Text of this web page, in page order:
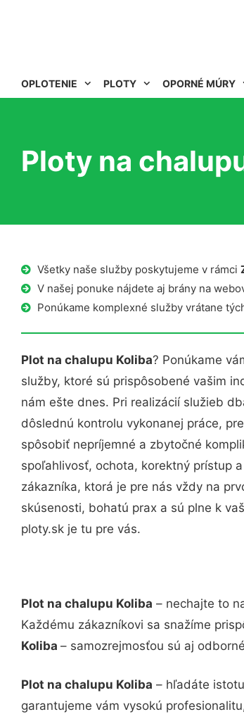
OPLOTENIE PLOTY OPORNÉ MÚRY
Ploty na
Všetky naše služby poskytujeme v rámci
V našej ponuke nájdete aj brány na
Ponúkame komplexné služby vrátane
Plot na chalupu Koliba? Ponúkame
služby, ktoré sú prispôsobené vašim
nám ešte dnes. Pri realizácií služieb
dôslednú kontrolu vykonanej práce,
spôsobiť nepríjemné a zbytočné
spoľahlivosť, ochota, korektný prístup
zákazníka, ktorá je pre nás vždy na
skúsenosti, bohatú prax a sú plne k
ploty.sk je tu pre vás.
Plot na chalupu Koliba – nechajte to
Každému zákazníkovi sa snažíme
Koliba – samozrejmosťou sú aj
Plot na chalupu Koliba – hľadáte
garantujeme vám vysokú